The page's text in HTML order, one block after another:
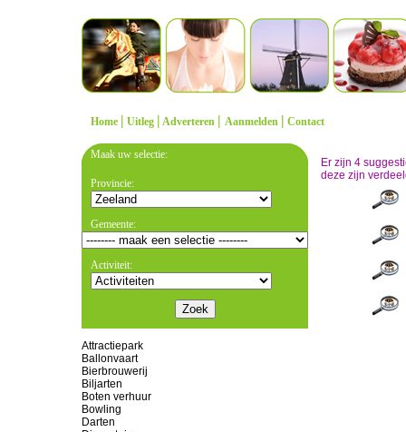
Home | Uitleg | Adverteren | Aanmelden | Contact
Maak uw selectie:
Provincie:
Gemeente:
Activiteit:
Attractiepark
Ballonvaart
Bierbrouwerij
Biljarten
Boten verhuur
Bowling
Darten
Er zijn 4
deze zijn